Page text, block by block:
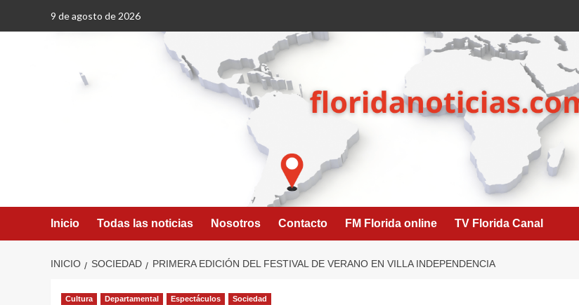
9 de agosto de 2026
Inicio Todas las noticias Nosotros Contacto FM Florida online TV Florida Canal
INICIO SOCIEDAD PRIMERA EDICIÓN DEL FESTIVAL DE VERANO EN VILLA INDEPENDENCIA
Cultura Departamental Espectáculos Sociedad